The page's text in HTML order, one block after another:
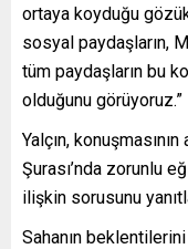
ortaya koyduğu
sosyal paydaşların,
tüm paydaşların bu
olduğunu görüyoruz.”
Yalçın,
Şurası’nda zorunlu
ilişkin sorusunu
Sahanın